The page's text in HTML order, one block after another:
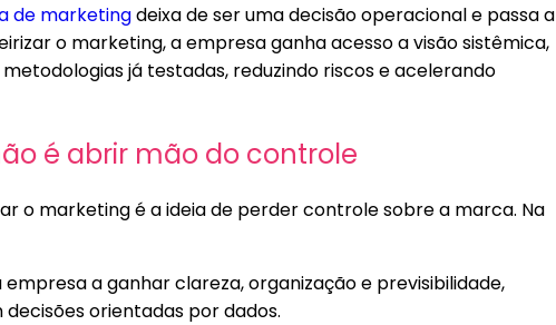
de marketingdeixa de ser uma decisão operacional e passa a
o marketing, a empresa ganha acesso a visão sistêmica,
já testadas, reduzindo riscos e acelerando
é abrir mão do controle
o marketing é a ideia de perder controle sobre a marca. Na
a ganhar clareza, organização e previsibilidade,
orientadas por dados.